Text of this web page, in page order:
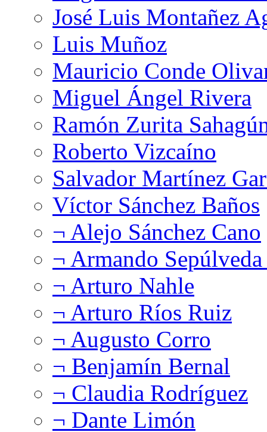
José Luis Montañez
Luis Muñoz
Mauricio Conde
Miguel Ángel Rivera
Ramón Zurita
Roberto Vizcaíno
Salvador Martínez
Víctor Sánchez Baños
¬ Alejo Sánchez Cano
¬ Armando
¬ Arturo Nahle
¬ Arturo Ríos Ruiz
¬ Augusto Corro
¬ Benjamín Bernal
¬ Claudia Rodríguez
¬ Dante Limón